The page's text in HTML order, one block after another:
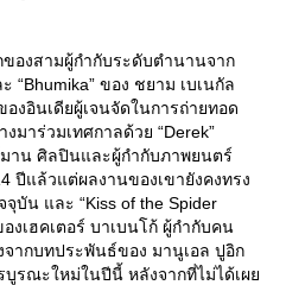
องสามผู้กำกับระดับตำนานจาก
“Bhumika” ของ ชยาม เบเนกัล
งอินเดียผู้เจนจัดในการถ่ายทอด
มาร่วมเทศกาลด้วย “Derek”
าน ศิลปินและผู้กำกับภาพยนตร์
ปีแล้วแต่ผลงานของเขายังคงทรง
น และ “Kiss of the Spider
งเฮคเตอร์ บาเบนโก้ ผู้กำกับคน
ากบทประพันธ์ของ มานูเอล ปูอิก
รณะใหม่ในปีนี้ หลังจากที่ไม่ได้เผ